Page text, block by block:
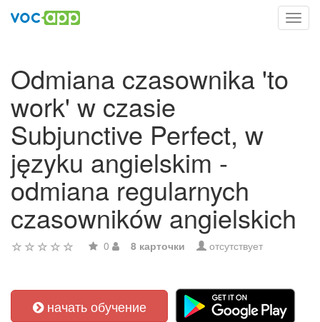
Odmiana czasownika 'to
work' w czasie
Subjunctive Perfect, w
języku angielskim -
odmiana regularnych
czasowników angielskich
0 8 карточки отсутствует
начать обучение